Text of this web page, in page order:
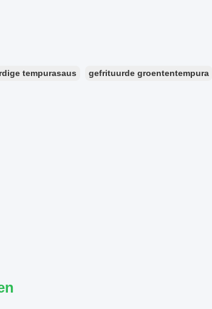
tempurasaus gefrituurde groententempura